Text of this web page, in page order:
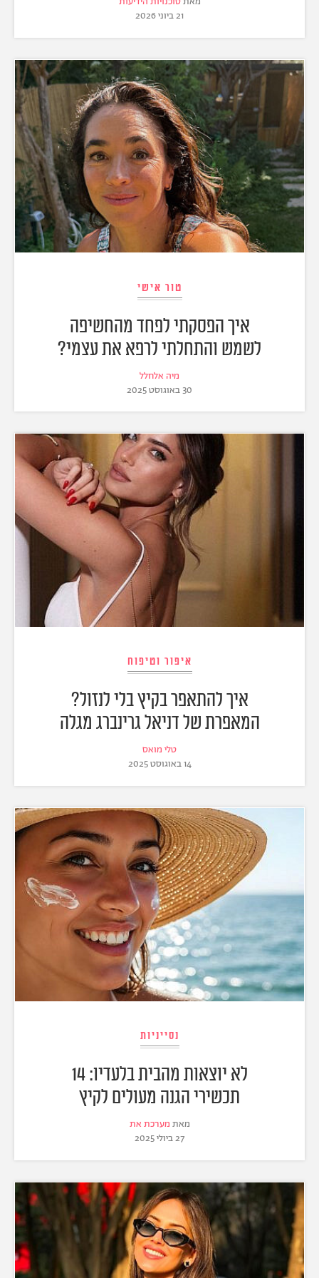
21 ביוני 2026
טור אישי
איך הפסקתי לפחד מהחשיפה
לשמש והתחלתי לרפא את עצמי?
מיה אלחלל
30 באוגוסט 2025
איפור וטיפוח
איך להתאפר בקיץ בלי לנזול?
המאפרת של דניאל גרינברג מגלה
טלי מואס
14 באוגוסט 2025
נסייניות
לא יוצאות מהבית בלעדיו: 14
תכשירי הגנה מעולים לקיץ
מאת מערכת את
27 ביולי 2025